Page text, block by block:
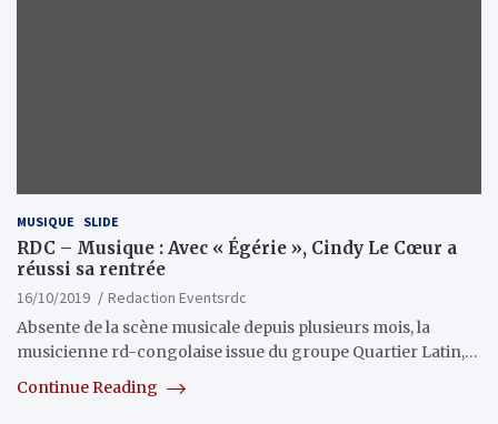
MUSIQUE SLIDE
RDC – Musique : Avec « Égérie », Cindy Le Cœur a
réussi sa rentrée
16/10/2019
Redaction Eventsrdc
Absente de la scène musicale depuis plusieurs mois, la
musicienne rd-congolaise issue du groupe Quartier Latin,…
Continue Reading